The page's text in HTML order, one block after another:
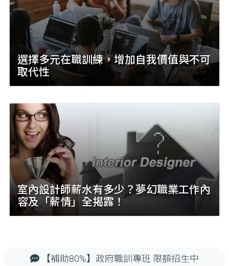
選擇多元在職訓練，增加自我價值與不可
取代性
室內設計師薪水有多少？夢幻職業工作內
容及「薪情」全揭露！
【補助80%】政府職訓專班 限額招生中